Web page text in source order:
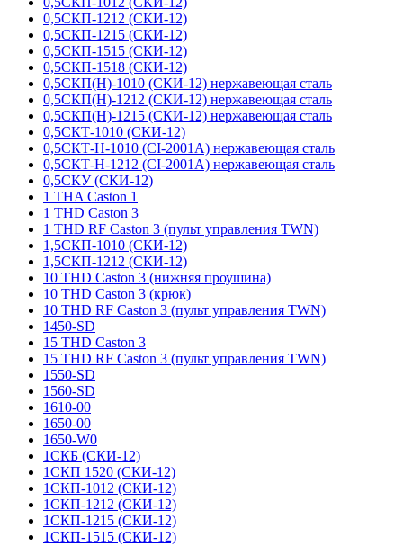
0,5СКП-1212 (СКИ-12)
0,5СКП-1215 (СКИ-12)
0,5СКП-1515 (СКИ-12)
0,5СКП-1518 (СКИ-12)
0,5СКП(Н)-1010 (СКИ-12) нержавеющая сталь
0,5СКП(Н)-1212 (СКИ-12) нержавеющая сталь
0,5СКП(Н)-1215 (СКИ-12) нержавеющая сталь
0,5СКТ-1010 (СКИ-12)
0,5СКТ-Н-1010 (CI-2001A) нержавеющая сталь
0,5СКТ-Н-1212 (CI-2001A) нержавеющая сталь
0,5СКУ (СКИ-12)
1 THA Caston 1
1 THD Caston 3
1 THD RF Caston 3 (пульт управления TWN)
1,5СКП-1010 (СКИ-12)
1,5СКП-1212 (СКИ-12)
10 THD Caston 3 (нижняя проушина)
10 THD Caston 3 (крюк)
10 THD RF Caston 3 (пульт управления TWN)
1450-SD
15 THD Caston 3
15 THD RF Caston 3 (пульт управления TWN)
1550-SD
1560-SD
1610-00
1650-00
1650-W0
1СКБ (СКИ-12)
1СКП 1520 (СКИ-12)
1СКП-1012 (СКИ-12)
1СКП-1212 (СКИ-12)
1СКП-1215 (СКИ-12)
1СКП-1515 (СКИ-12)